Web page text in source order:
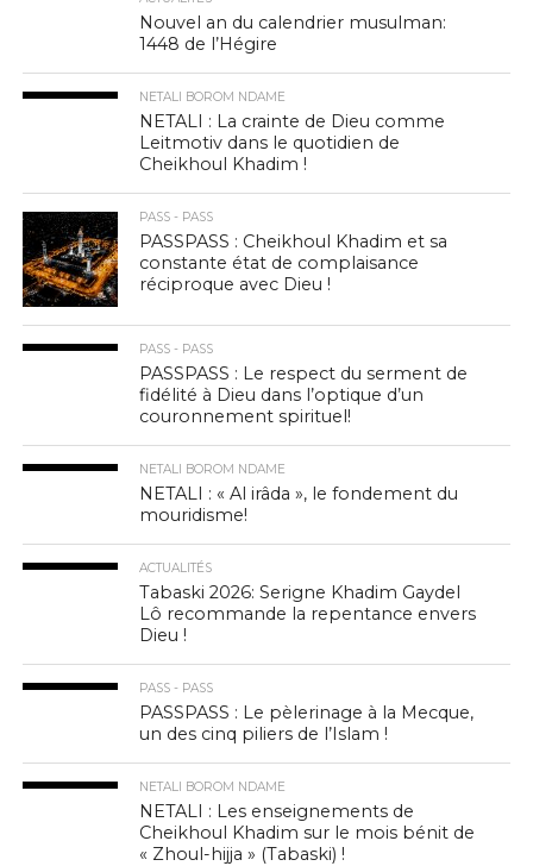
Nouvel an du calendrier musulman:
1448 de l’Hégire
NETALI BOROM NDAME
NETALI : La crainte de Dieu comme
Leitmotiv dans le quotidien de
Cheikhoul Khadim !
PASS - PASS
PASSPASS : Cheikhoul Khadim et sa
constante état de complaisance
réciproque avec Dieu !
PASS - PASS
PASSPASS : Le respect du serment de
fidélité à Dieu dans l’optique d’un
couronnement spirituel!
NETALI BOROM NDAME
NETALI : « Al irâda », le fondement du
mouridisme!
ACTUALITÉS
Tabaski 2026: Serigne Khadim Gaydel
Lô recommande la repentance envers
Dieu !
PASS - PASS
PASSPASS : Le pèlerinage à la Mecque,
un des cinq piliers de l’Islam !
NETALI BOROM NDAME
NETALI : Les enseignements de
Cheikhoul Khadim sur le mois bénit de
« Zhoul-hijja » (Tabaski) !